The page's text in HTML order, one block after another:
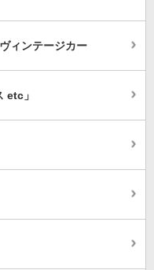
ィンテージカー
etc」